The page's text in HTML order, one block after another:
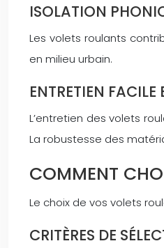
ISOLATION
Les volets roulants
en milieu urbain.
ENTRETIEN FACILE
L’entretien des volets
La robustesse des
COMMENT
Le choix de vos volets
CRITÈRES DE